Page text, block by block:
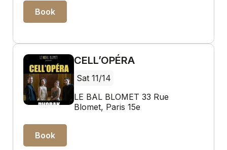
Book
CELL’OPÉRA
Sat 11/14
LE BAL BLOMET 33 Rue
Blomet, Paris 15e
Book